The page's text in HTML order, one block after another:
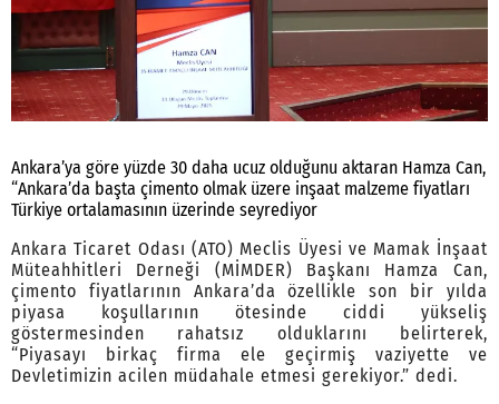
Ankara’ya göre yüzde 30 daha ucuz olduğunu aktaran Hamza Can,
“Ankara’da başta çimento olmak üzere inşaat malzeme fiyatları
Türkiye ortalamasının üzerinde seyrediyor
Ankara Ticaret Odası (ATO) Meclis Üyesi ve Mamak İnşaat
Müteahhitleri Derneği (MİMDER) Başkanı Hamza Can,
çimento fiyatlarının Ankara’da özellikle son bir yılda
piyasa koşullarının ötesinde ciddi yükseliş
göstermesinden rahatsız olduklarını belirterek,
“Piyasayı birkaç firma ele geçirmiş vaziyette ve
Devletimizin acilen müdahale etmesi gerekiyor.” dedi.